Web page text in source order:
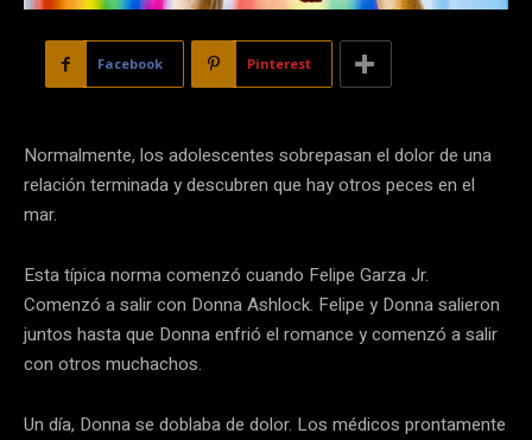
Facebook Pinterest
Normalmente, los adolescentes sobrepasan el dolor de una
relación terminada y descubren que hay otros peces en el
mar.
Esta típica norma comenzó cuando Felipe Garza Jr.
Comenzó a salir con Donna Ashlock. Felipe y Donna salieron
juntos hasta que Donna enfrió el romance y comenzó a salir
con otros muchachos.
Un día, Donna se doblaba de dolor. Los médicos prontamente